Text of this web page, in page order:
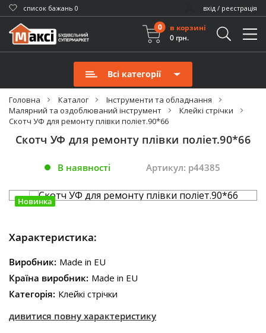
cписок бажань 0 вхід / реєстрація
0
в корзині
0 грн.
Всі категорії
Головна Каталог
Інструменти та обладнання
Малярний та оздоблюваний інструмент
Клейкі стрічки
Скотч УФ для ремонту плівки поліет.90*66
Скотч УФ для ремонту плівки поліет.90*66
В наявності Артикул: p44385
Новинка
Характеристика:
Виробник: Made in EU
Країна виробник: Made in EU
Категорія: Клейкі стрічки
дивитися повну характеристику